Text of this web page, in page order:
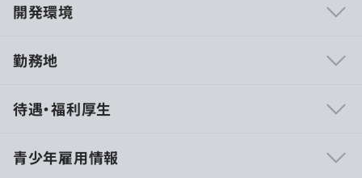
開発環境
た柔軟に顧客の課題に向き合えます。
コラボし新たなビジネスを展開しています。
勤務地
待遇・福利厚生
青少年雇用情報